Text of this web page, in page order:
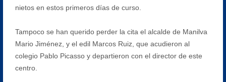
nietos en estos primeros días de curso.
Tampoco se han querido perder la cita el alcalde de Manilva
Mario Jiménez, y el edil Marcos Ruiz, que acudieron al
colegio Pablo Picasso y departieron con el director de este
centro.